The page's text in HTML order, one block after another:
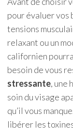
pour évaluer vos
tensions
relaxant ou un
californien
besoin de vous
stressante, une
soin du visage
qu’il vous
libérer les